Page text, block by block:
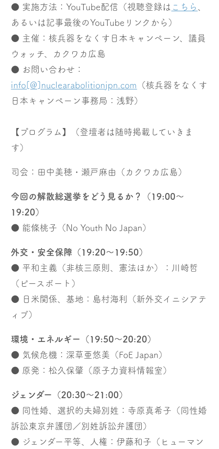
● 実施方法：YouTube配信（視聴登録は こちら
あるいは記事最後のYouTubeリンクから）
● 主催：核兵器をなくす日本キャンペーン、議員
ウォッチ、カクワカ広島
● お問い合わせ：
info[@]nuclearabolitionjpn.com （核兵器をなくす
日本キャンペーン事務局：浅野）
【プログラム】（登壇者は随時掲載していきま
す）
司会：田中美穂・瀬戸麻由（カクワカ広島）
今回の解散総選挙をどう見るか？（19:00〜
19:20）
● 能條桃子（No Youth No Japan）
外交・安全保障（19:20〜19:50）
● 平和主義（非核三原則、憲法ほか）：川崎哲
（ピースボート）
● 日米関係、基地：島村海利（新外交イニシアテ
ィブ）
環境・エネルギー（19:50〜20:20）
● 気候危機：深草亜悠美（FoE Japan）
● 原発：松久保肇（原子力資料情報室）
ジェンダー（20:30〜21:00）
● 同性婚、選択的夫婦別姓：寺原真希子（同性婚
訴訟東京弁護団／別姓訴訟弁護団）
● ジェンダー平等、人権：伊藤和子（ヒューマン